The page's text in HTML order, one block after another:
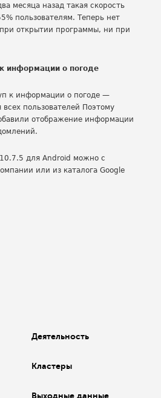
месяца назад такая скорость
пользователям. Теперь нет
открытии программы, ни при
информации о погоде
к информации о погоде —
пользователей Поэтому
отображение информации
10.7.5 для Android можно с
или из каталога Google
Деятельность
Кластеры
Выходные данные